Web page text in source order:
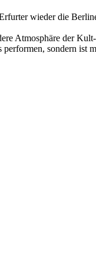
wieder die
Atmosphäre der
sondern ist